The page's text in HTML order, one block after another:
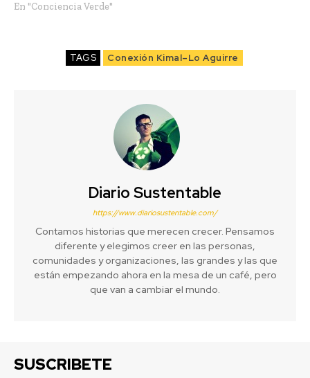
En "Conciencia Verde"
TAGS Conexión Kimal–Lo Aguirre
Diario Sustentable
https://www.diariosustentable.com/
Contamos historias que merecen crecer. Pensamos
diferente y elegimos creer en las personas,
comunidades y organizaciones, las grandes y las que
están empezando ahora en la mesa de un café, pero
que van a cambiar el mundo.
SUSCRIBETE